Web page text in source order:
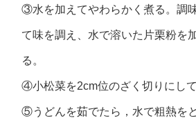
③水を加えてやわらかく煮る。調
て味を調え、水で溶いた片栗粉を
る。
④小松菜を2cm位のざく切りにして
⑤うどんを茹でたら，水で粗熱を